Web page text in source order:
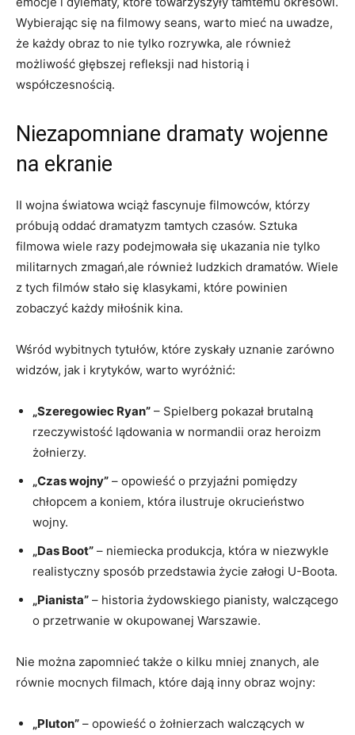
Wybierając się na filmowy seans, warto mieć na uwadze,
że każdy obraz to nie tylko rozrywka, ale również
możliwość głębszej refleksji nad historią i
współczesnością.
Niezapomniane dramaty wojenne
na ekranie
II wojna światowa wciąż fascynuje filmowców, którzy
próbują oddać dramatyzm tamtych czasów. Sztuka
filmowa wiele razy podejmowała się ukazania nie tylko
militarnych zmagań,ale również ludzkich dramatów. Wiele
z tych filmów stało się klasykami, które powinien
zobaczyć każdy miłośnik kina.
Wśród wybitnych tytułów, które zyskały uznanie zarówno
widzów, jak i krytyków, warto wyróżnić:
„Szeregowiec Ryan” – Spielberg pokazał brutalną
rzeczywistość lądowania w normandii oraz heroizm
żołnierzy.
„Czas wojny” – opowieść o przyjaźni pomiędzy
chłopcem a koniem, która ilustruje okrucieństwo
wojny.
„Das Boot” – niemiecka produkcja, która w niezwykle
realistyczny sposób przedstawia życie załogi U-Boota.
„Pianista” – historia żydowskiego pianisty, walczącego
o przetrwanie w okupowanej Warszawie.
Nie można zapomnieć także o kilku mniej znanych, ale
równie mocnych filmach, które dają inny obraz wojny:
„Pluton” – opowieść o żołnierzach walczących w